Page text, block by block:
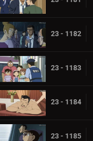
23 - 1182
23 - 1183
23 - 1184
23 - 1185